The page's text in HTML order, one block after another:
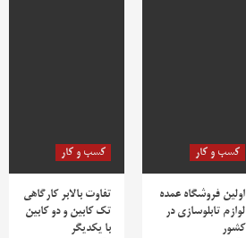
کسب و کار
اولین فروشگاه عمده
لوازم تابلوسازی در
کشور
کسب و کار
تفاوت بالابر کارگاهی
تک کابین و دو کابین
با یکدیگر